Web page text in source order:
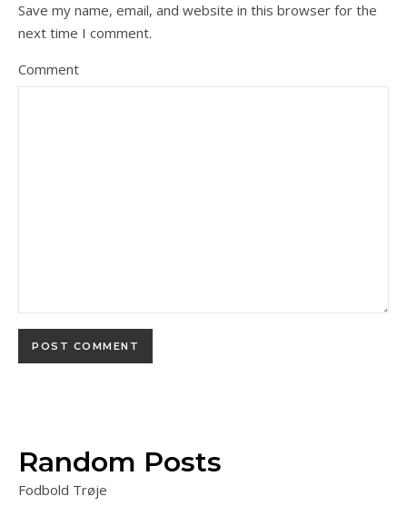
Save my name, email, and website in this browser for the
next time I comment.
Comment
Random Posts
Fodbold Trøje